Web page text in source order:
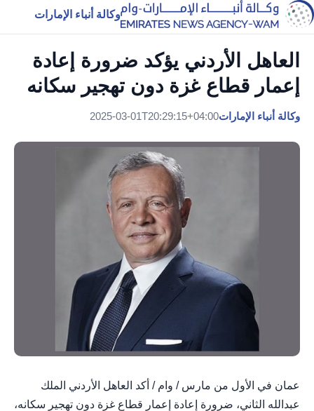
وكالة أنباء الإمارات
العاهل الأردني يؤكد ضرورة إعادة
إعمار قطاع غزة دون تهجير سكانه
وكالة أنباء الإمارات2025-03-01T20:29:15+04:00
عمان في الأول من مارس / وام / أكد العاهل الأردني الملك
عبدالله الثاني، ضرورة إعادة إعمار قطاع غزة دون تهجير سكانه،